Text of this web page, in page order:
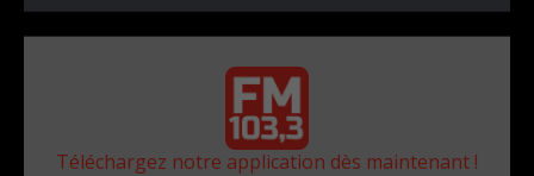
Téléchargez notre application dès maintenant !